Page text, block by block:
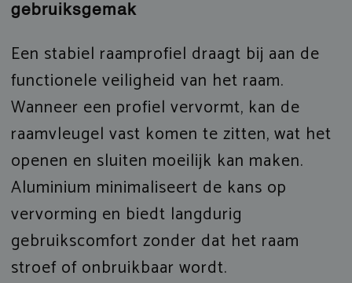
gebruiksgemak
Een stabiel raamprofiel draagt bij aan de
functionele veiligheid van het raam.
Wanneer een profiel vervormt, kan de
raamvleugel vast komen te zitten, wat het
openen en sluiten moeilijk kan maken.
Aluminium minimaliseert de kans op
vervorming en biedt langdurig
gebruikscomfort zonder dat het raam
stroef of onbruikbaar wordt.